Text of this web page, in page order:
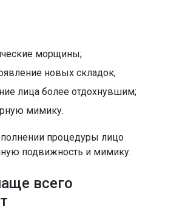
морщины;
новых складок;
лица более отдохнувшим;
мимику.
процедуры лицо
подвижность и мимику.
всего